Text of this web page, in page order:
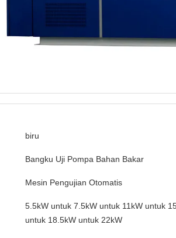
biru
Bangku Uji Pompa Bahan Bakar
Mesin Pengujian Otomatis
5.5kW untuk 7.5kW untuk 11kW untuk
untuk 18.5kW untuk 22kW